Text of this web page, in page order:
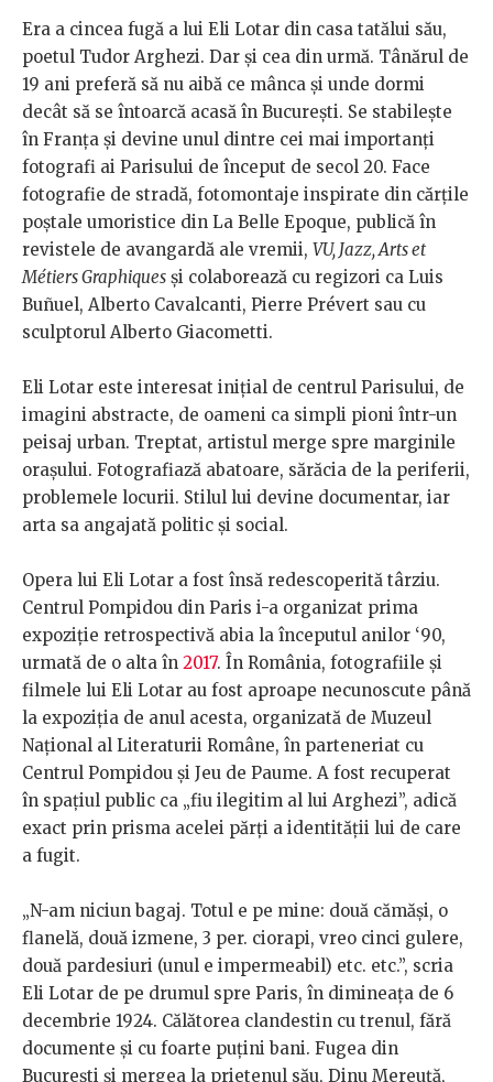
Era a cincea fugă a lui Eli Lotar din casa tatălui său,
poetul Tudor Arghezi. Dar și cea din urmă. Tânărul de
19 ani preferă să nu aibă ce mânca și unde dormi
decât să se întoarcă acasă în București. Se stabilește
în Franța și devine unul dintre cei mai importanți
fotografi ai Parisului de început de secol 20. Face
fotografie de stradă, fotomontaje inspirate din cărțile
poștale umoristice din La Belle Epoque, publică în
revistele de avangardă ale vremii, VU, Jazz, Arts et
Métiers Graphiques și colaborează cu regizori ca Luis
Buñuel, Alberto Cavalcanti, Pierre Prévert sau cu
sculptorul Alberto Giacometti.
Eli Lotar este interesat inițial de centrul Parisului, de
imagini abstracte, de oameni ca simpli pioni într-un
peisaj urban. Treptat, artistul merge spre marginile
orașului. Fotografiază abatoare, sărăcia de la periferii,
problemele locurii. Stilul lui devine documentar, iar
arta sa angajată politic și social.
Opera lui Eli Lotar a fost însă redescoperită târziu.
Centrul Pompidou din Paris i-a organizat prima
expoziție retrospectivă abia la începutul anilor ‘90,
urmată de o alta în 2017. În România, fotografiile și
filmele lui Eli Lotar au fost aproape necunoscute până
la expoziția de anul acesta, organizată de Muzeul
Național al Literaturii Române, în parteneriat cu
Centrul Pompidou și Jeu de Paume. A fost recuperat
în spațiul public ca „fiu ilegitim al lui Arghezi”, adică
exact prin prisma acelei părți a identității lui de care
a fugit.
„N-am niciun bagaj. Totul e pe mine: două cămăși, o
flanelă, două izmene, 3 per. ciorapi, vreo cinci gulere,
două pardesiuri (unul e impermeabil) etc. etc.”, scria
Eli Lotar de pe drumul spre Paris, în dimineața de 6
decembrie 1924. Călătorea clandestin cu trenul, fără
documente și cu foarte puțini bani. Fugea din
București și mergea la prietenul său, Dinu Mereuță,